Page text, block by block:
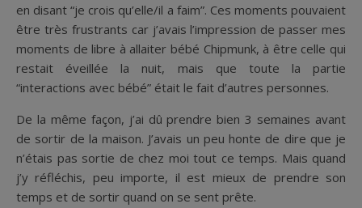
en disant “je crois qu’elle/il a faim”. Ces moments pouvaient
être très frustrants car j’avais l’impression de passer mes
moments de libre à allaiter bébé Chipmunk, à être celle qui
restait éveillée la nuit, mais que toute la partie
“interactions avec bébé” était le fait d’autres personnes.
De la même façon, j’ai dû prendre bien 3 semaines avant
de sortir de la maison. J’avais un peu honte de dire que je
n’étais pas sortie de chez moi tout ce temps. Mais quand
j’y réfléchis, peu importe, il est mieux de prendre son
temps et de sortir quand on se sent prête.